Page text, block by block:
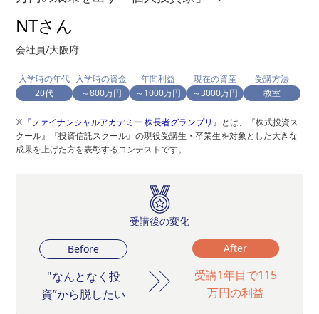
NTさん
会社員/大阪府
入学時の年代
20代
入学時の資金
～800万円
年間利益
～1000万円
現在の資産
～3000万円
受講方法
教室
※ 『ファイナンシャルアカデミー 株長者グランプリ』 とは、『株式投資ス
クール』『投資信託スクール』の現役受講生・卒業生を対象とした大きな
成果を上げた方を表彰するコンテストです。
受講後の変化
Before
"なんとなく投
資”から脱したい
After
受講1年目で115
万円の利益